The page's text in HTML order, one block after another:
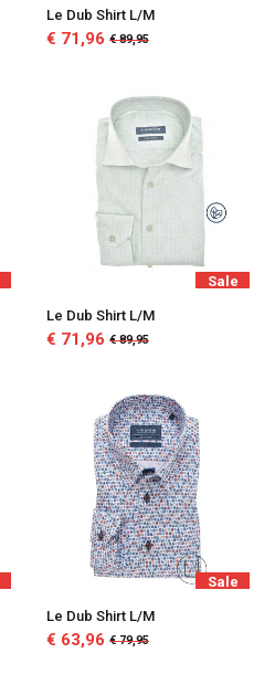
Le Dub Shirt L/M
€ 71,96 € 89,95
Sale
Le Dub Shirt L/M
€ 71,96 € 89,95
Sale
Le Dub Shirt L/M
€ 63,96 € 79,95